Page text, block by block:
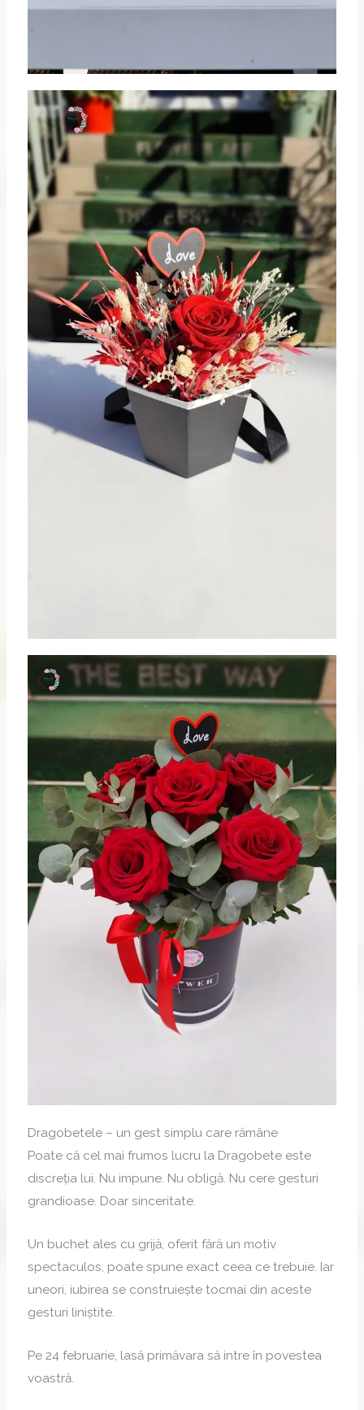
Dragobetele – un gest simplu care rămâne
Poate că cel mai frumos lucru la Dragobete este
discreția lui. Nu impune. Nu obligă. Nu cere gesturi
grandioase. Doar sinceritate.
Un buchet ales cu grijă, oferit fără un motiv
spectaculos, poate spune exact ceea ce trebuie. Iar
uneori, iubirea se construiește tocmai din aceste
gesturi liniștite.
Pe 24 februarie, lasă primăvara să intre în povestea
voastră.